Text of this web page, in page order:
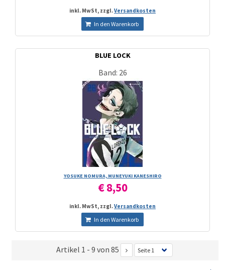
inkl. MwSt, zzgl.Versandkosten
In den Warenkorb
BLUE LOCK
Band: 26
YOSUKE NOMURA, MUNEYUKI KANESHIRO
€ 8,50
inkl. MwSt, zzgl.Versandkosten
In den Warenkorb
Artikel 1 - 9 von 85